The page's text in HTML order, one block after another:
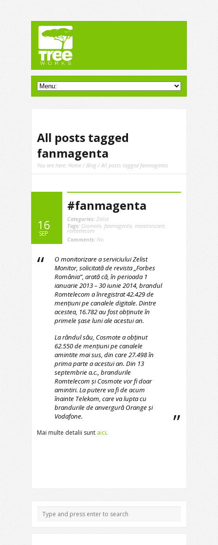
All posts tagged
fanmagenta
You are here: Home /Blog / All posts tagged fanmagenta
16
SEP
#fanmagenta
Categories: Zelist
Tags: Cosmote, fanmagenta, monitorizare,
romtelecom
Comments: No
O monitorizare a serviciului Zelist
Monitor, solicitată de revista „Forbes
România”, arată că, în perioada 1
ianuarie 2013 – 30 iunie 2014, brandul
Romtelecom a înregistrat 42.429 de
mențiuni pe canalele digitale. Dintre
acestea, 16.782 au fost obținute în
primele șase luni ale acestui an.
La rândul său, Cosmote a obținut
62.550 de mențiuni pe canalele
amintite mai sus, din care 27.498 în
prima parte a acestui an. Din 13
septembrie a.c., brandurile
Romtelecom și Cosmote vor fi doar
amintiri. La putere va fi de acum
înainte Telekom, care va lupta cu
brandurile de anvergură Orange și
Vodafone.
Mai multe detalii sunt aici.